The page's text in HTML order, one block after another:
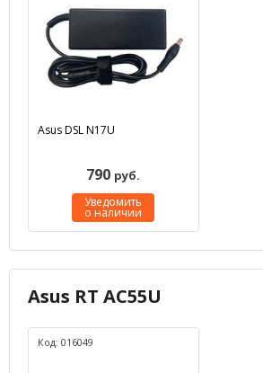
Asus DSL N17U
790 руб.
Уведомить
о наличии
Asus RT AC55U
Код: 016049